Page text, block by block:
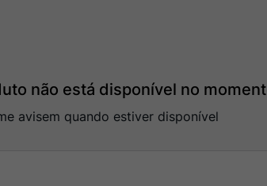
não está disponível no
avisem quando estiver disponível